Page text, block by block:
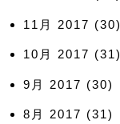
11月 2017 (30)
10月 2017 (31)
9月 2017 (30)
8月 2017 (31)